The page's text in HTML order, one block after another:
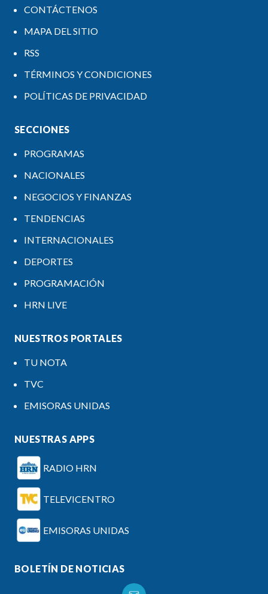
CONTÁCTENOS
MAPA DEL SITIO
RSS
TÉRMINOS Y CONDICIONES
POLÍTICAS DE PRIVACIDAD
SECCIONES
PROGRAMAS
NACIONALES
NEGOCIOS Y FINANZAS
TENDENCIAS
INTERNACIONALES
DEPORTES
PROGRAMACIÓN
HRN LIVE
NUESTROS PORTALES
TU NOTA
TVC
EMISORAS UNIDAS
NUESTRAS APPS
RADIO HRN
TELEVICENTRO
EMISORAS UNIDAS
BOLETÍN DE NOTICIAS